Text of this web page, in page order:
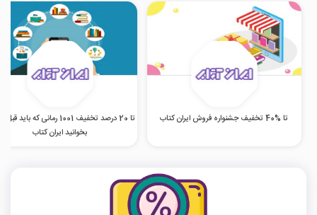
تا %40 تخفیف جشنواره فروش ایران کتاب
تا 20 درصد تخفیف 1001 رمانی که
بخوانید ایران کتاب